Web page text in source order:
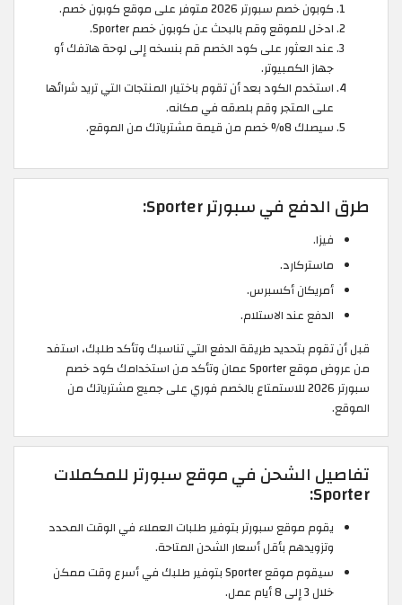
كوبون خصم سبورتر 2026 متوفر على موقع كوبون خصم.
ادخل للموقع وقم بالبحث عن كوبون خصم Sporter.
عند العثور على كود الخصم قم بنسخه إلى لوحة هاتفك أو
جهاز الكمبيوتر.
استخدم الكود بعد أن تقوم باختيار المنتجات التي تريد شرائها
على المتجر وقم بلصقه في مكانه.
سيصلك 8% خصم من قيمة مشترياتك من الموقع.
طرق الدفع في سبورتر Sporter:
فيزا.
ماستركارد.
أمريكان أكسبرس.
الدفع عند الاستلام.
قبل أن تقوم بتحديد طريقة الدفع التي تناسبك وتأكد طلبك، استفد
من عروض موقع Sporter عمان وتأكد من استخدامك كود خصم
سبورتر 2026 للاستمتاع بالخصم فوري على جميع مشترياتك من
الموقع.
تفاصيل الشحن في موقع سبورتر للمكملات
Sporter:
يقوم موقع سبورتر بتوفير طلبات العملاء في الوقت المحدد
وتزويدهم بأقل أسعار الشحن المتاحة.
سيقوم موقع Sporter بتوفير طلبك في أسرع وقت ممكن
خلال 3 إلى 8 أيام عمل.